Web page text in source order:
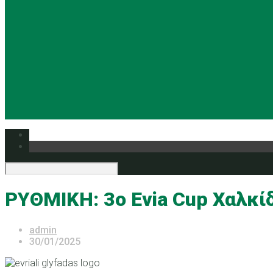
ΡΥΘΜΙΚΗ: 3o Evia Cup
admin
30/01/2025